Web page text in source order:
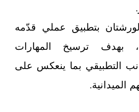
بتطبيق عملي قدّمه
بهدف ترسيخ المهارات
التطبيقي بما ينعكس على
الميدانية.